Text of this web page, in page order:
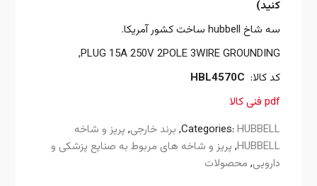
کنید)
سه شاخ hubbell ساخت کشور آمریکا.
PLUG 15A 250V 2POLE 3WIRE GROUNDING,
کد کالا: HBL4570C
pdf فنی کالا
Categories:HUBBELL
, برند خارجی, پریز و شاخه
HUBBELL
, پریز و شاخه های مربوط به صنایع پزشکی و
دارویی, محصولات